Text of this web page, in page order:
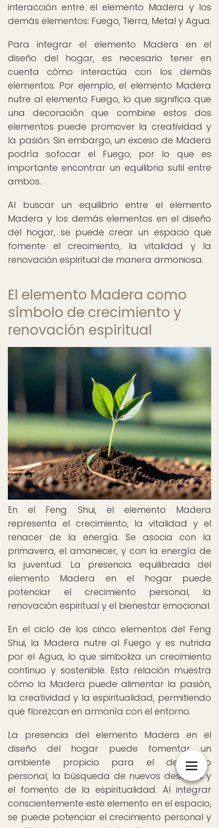
interacción entre el elemento Madera y los
demás elementos: Fuego, Tierra, Metal y Agua.
Para integrar el elemento Madera en el
diseño del hogar, es necesario tener en
cuenta cómo interactúa con los demás
elementos. Por ejemplo, el elemento Madera
nutre al elemento Fuego, lo que significa que
una decoración que combine estos dos
elementos puede promover la creatividad y
la pasión. Sin embargo, un exceso de Madera
podría sofocar el Fuego, por lo que es
importante encontrar un equilibrio sutil entre
ambos.
Al buscar un equilibrio entre el elemento
Madera y los demás elementos en el diseño
del hogar, se puede crear un espacio que
fomente el crecimiento, la vitalidad y la
renovación espiritual de manera armoniosa.
El elemento Madera como
símbolo de crecimiento y
renovación espiritual
En el Feng Shui, el elemento Madera
representa el crecimiento, la vitalidad y el
renacer de la energía. Se asocia con la
primavera, el amanecer, y con la energía de
la juventud. La presencia equilibrada del
elemento Madera en el hogar puede
potenciar el crecimiento personal, la
renovación espiritual y el bienestar emocional.
En el ciclo de los cinco elementos del Feng
Shui, la Madera nutre al Fuego y es nutrida
por el Agua, lo que simboliza un crecimiento
continuo y sostenible. Esta relación muestra
cómo la Madera puede alimentar la pasión,
la creatividad y la espiritualidad, permitiendo
que florezcan en armonía con el entorno.
La presencia del elemento Madera en el
diseño del hogar puede fomentar un
ambiente propicio para el desarrollo
personal, la búsqueda de nuevos desafíos y
el fomento de la espiritualidad. Al integrar
conscientemente este elemento en el espacio,
se puede potenciar el crecimiento personal y